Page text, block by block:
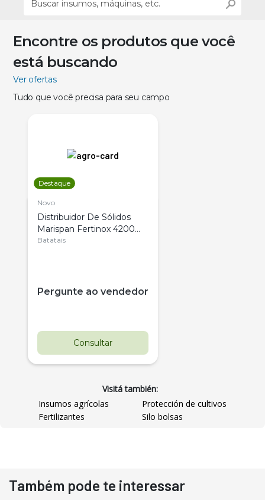
Encontre os produtos que você
está buscando
Ver ofertas
Tudo que você precisa para seu campo
Destaque
Novo
Distribuidor De Sólidos
Marispan Fertinox 4200
Citrus
Batatais
Pergunte ao vendedor
Consultar
Pá Carregadeira Cat 966
Ano 1987
Visitá también:
Insumos agrícolas
Protección de cultivos
Fertilizantes
Silo bolsas
Também pode te interessar